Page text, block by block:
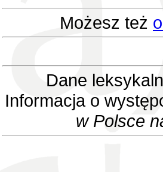
Możesz też
Dane
Informacja o
w Polsce